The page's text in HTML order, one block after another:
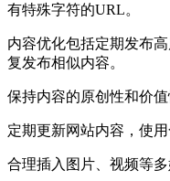
有特殊字符的URL‌。
内容优化‌包括定期发布
复发布相似内容。
保持内容的原创性和价值
定期更新网站内容，使
合理插入图片、视频等